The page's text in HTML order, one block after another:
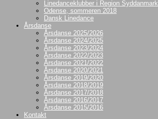
Linedanceklubber i Region Syddanmark
Odense, sommeren 2018
Dansk Linedance
Årsdanse
Årsdanse 2025/2026
Årsdanse 2024/2025
Årsdanse 2023/2024
Årsdanse 2022/2023
Årsdanse 2021/2022
Årsdanse 2020/2021
Årsdanse 2019/2020
Årsdanse 2018/2019
Årsdanse 2017/2018
Årsdanse 2016/2017
Årsdanse 2015/2016
Kontakt